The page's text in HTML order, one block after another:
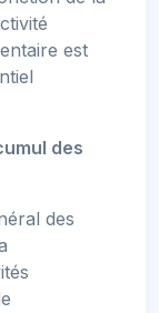
est
des
des